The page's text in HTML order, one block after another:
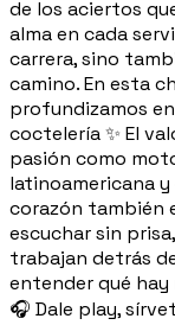
de los aciertos
alma en cada
carrera, sino
camino. En esta
profundizamos
coctelería ✨ El
pasión como
latinoamericana y
corazón también
escuchar sin
trabajan detrás
entender qué
🎧 Dale play,